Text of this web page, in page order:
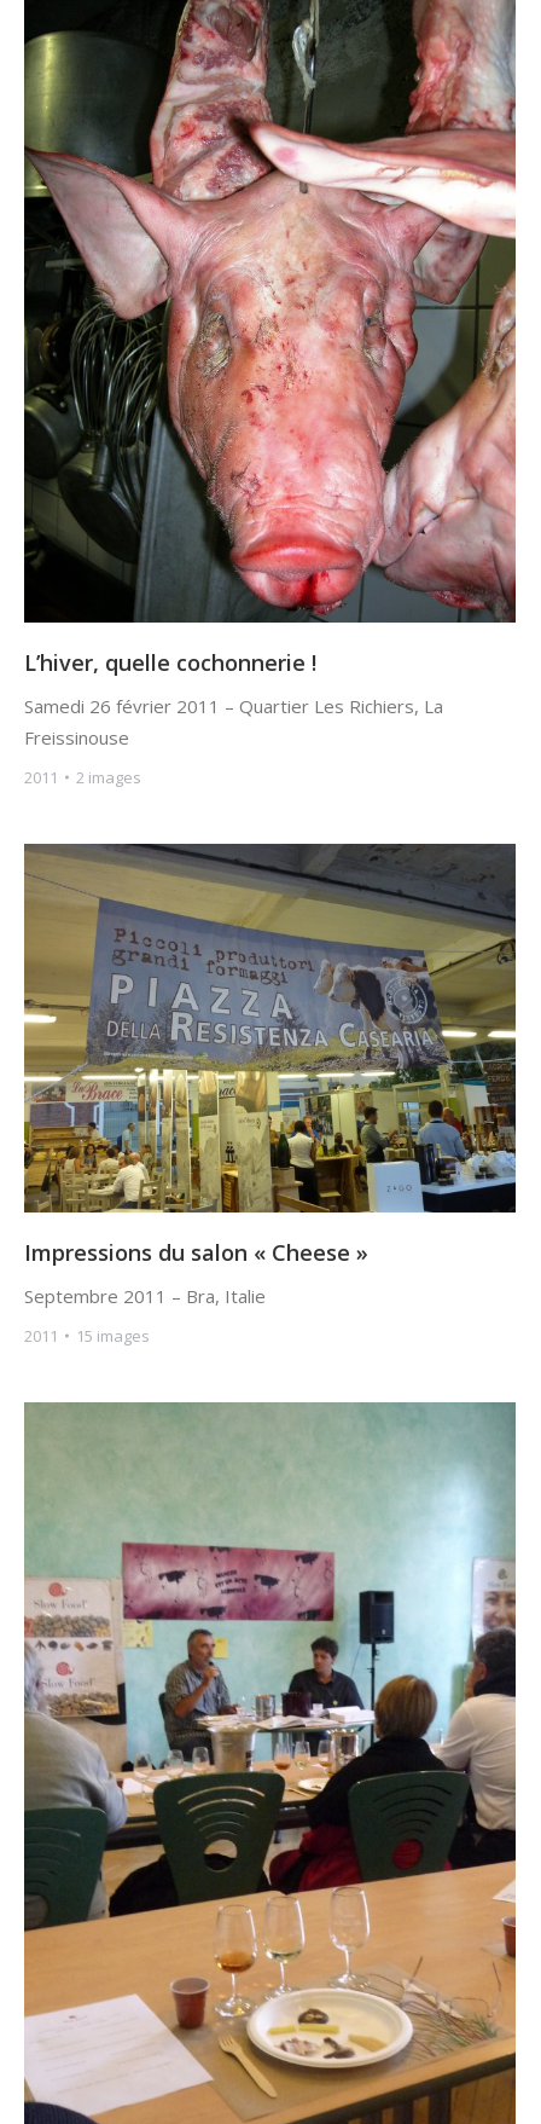
L’hiver, quelle cochonnerie !
Samedi 26 février 2011 – Quartier Les Richiers, La
Freissinouse
2011 2 images
Impressions du salon « Cheese »
Septembre 2011 – Bra, Italie
2011 15 images